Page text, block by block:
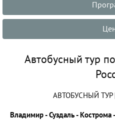
Автобусный тур
АВТОБУСНЫЙ
Владимир - Суздаль - Кострома